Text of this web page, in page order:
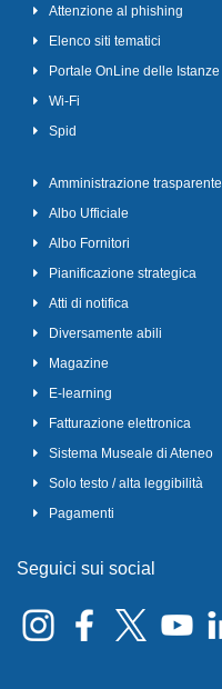
Attenzione al phishing
Elenco siti tematici
Portale OnLine delle Istanze
Wi-Fi
Spid
Amministrazione trasparente
Albo Ufficiale
Albo Fornitori
Pianificazione strategica
Atti di notifica
Diversamente abili
Magazine
E-learning
Fatturazione elettronica
Sistema Museale di Ateneo
Solo testo / alta leggibilità
Pagamenti
Seguici sui social